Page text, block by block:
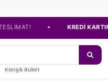
• KREDİ KARTINA
Karışık Buket